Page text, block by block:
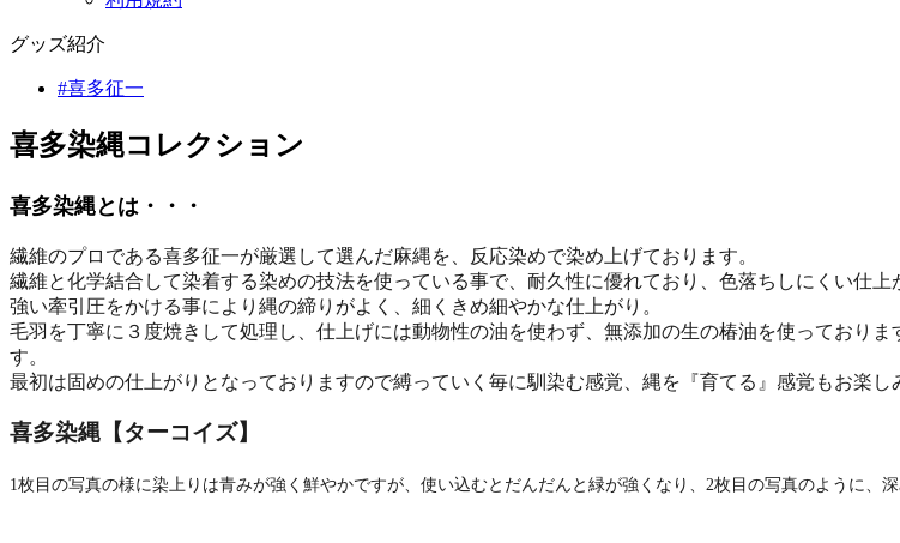
グッズ紹介
#喜多征一
喜多染縄コレクション
喜多染縄とは・・・
繊維のプロである喜多征一が厳選して選んだ麻縄を、反応染めで染め上げております。
繊維と化学結合して染着する染めの技法を使っている事で、耐久性に優れており、色落ちしにくい仕上
強い牽引圧をかける事により縄の締りがよく、細くきめ細やかな仕上がり。
毛羽を丁寧に３度焼きして処理し、 仕上げには動物性の油を使わず、無添加の生の椿油を使っておりま
す。
最初は固めの仕上がりとなっておりますので縛っていく毎に馴染む感覚、縄を『育てる』感覚もお楽し
喜多染縄【ターコイズ】
1枚目の写真の様に染上りは青みが強く鮮やかですが、使い込むとだんだんと緑が強くなり、2枚目の写真のように、